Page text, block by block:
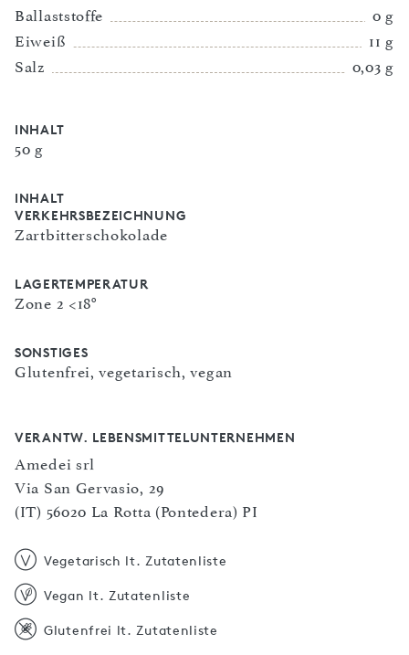
Ballaststoffe
0 g
Eiweiß
11 g
Salz
0,03 g
INHALT
50 g
INHALT
VERKEHRSBEZEICHNUNG
Zartbitterschokolade
LAGERTEMPERATUR
Zone 2 <18°
SONSTIGES
Glutenfrei, vegetarisch, vegan
VERANTW. LEBENSMITTELUNTERNEHMEN
Amedei srl
Via San Gervasio, 29
(IT) 56020 La Rotta (Pontedera) PI
Vegetarisch lt. Zutatenliste
Vegan lt. Zutatenliste
Glutenfrei lt. Zutatenliste